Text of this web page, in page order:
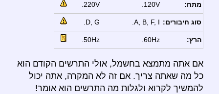
מתח: 120V.
220V.
סוג חיבורים: A, B, F, I.
D, G.
הרץ: 60Hz.
50Hz.
אם אתה מתמצא בחשמל, אולי התרשים הקודם הוא
כל מה שאתה צריך. אם זה לא המקרה, אתה יכול
להמשיך לקרוא ולגלות מה התרשים הוא אומר!